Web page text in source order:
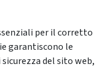
per il corretto
garantiscono le
del sito web,